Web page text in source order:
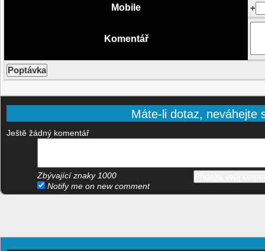
Mobile
+
Komentář
Máte-li dotaz, neváhejte
Ještě žádný komentář
Zbývající znaky 1000
Notify me on new comment